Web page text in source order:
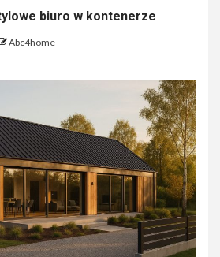
biuro w kontenerze
Abc4home